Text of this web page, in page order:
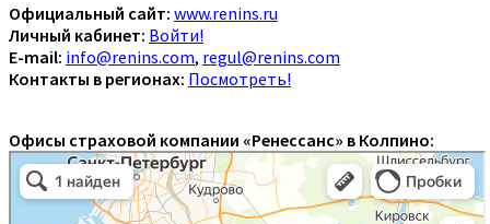
Официальный сайт: www.renins.ru
Личный кабинет: Войти!
E-mail: info@renins.com, regul@renins.com
Контакты в регионах: Посмотреть!
Офисы страховой компании «Ренессанс» в Колпино: